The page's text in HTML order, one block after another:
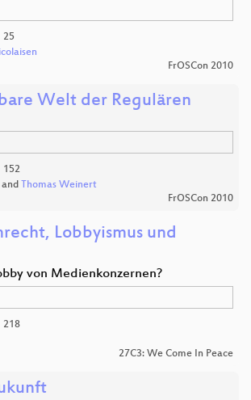
25
FrOSCon 2010
Welt der Regulären
152
and Thomas Weinert
FrOSCon 2010
Lobbyismus und
von Medienkonzernen?
218
27C3: We Come In Peace